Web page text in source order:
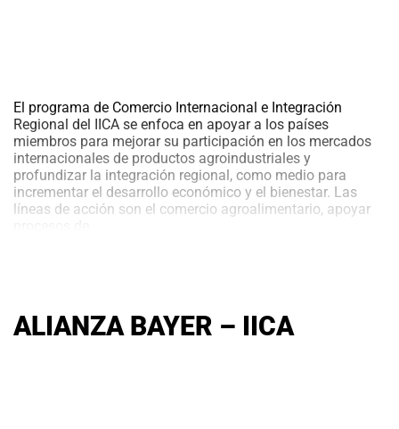
El programa de Comercio Internacional e Integración
Regional del IICA se enfoca en apoyar a los países
miembros para mejorar su participación en los mercados
internacionales de productos agroindustriales y
profundizar la integración regional, como medio para
incrementar el desarrollo económico y el bienestar. Las
líneas de acción son el comercio agroalimentario, apoyar
ALIANZA BAYER – IICA